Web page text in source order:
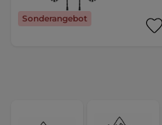
Sonderangebot